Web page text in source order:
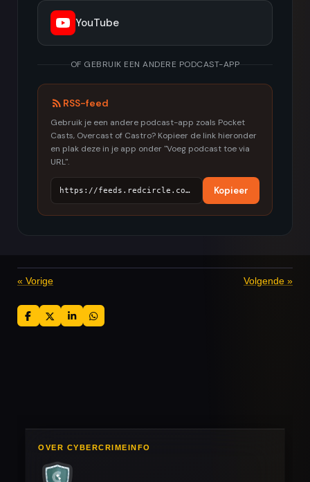
YouTube
OF GEBRUIK EEN ANDERE PODCAST-APP
RSS-feed
Gebruik je een andere podcast-app zoals Pocket
Casts, Overcast of Castro? Kopieer de link hieronder
en plak deze in je app onder "Voeg podcast toe via
URL".
https://feeds.redcircle.com/e34e6354-505d-4db4-8d02-3e4cc033e174 Kopieer
« Vorige Volgende »
D
e
D
e
S
h
D
e
OVER CYBERCRIMEINFO